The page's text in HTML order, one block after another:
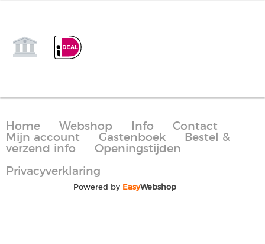
Home Webshop Info
Contact
Mijn account
Gastenboek
Bestel &
verzend info
Openingstijden
Privacyverklaring
Powered by EasyWebshop